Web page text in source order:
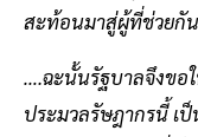
สะท้อนมาสู่ผู้ที่ช่วยกั
….ฉะนั้นรัฐบาลจึงขอ
ประมวลรัษฎากรนี้ เ